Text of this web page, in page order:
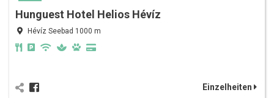
Hunguest Hotel Helios Hévíz
Hévíz Seebad 1000 m
Einzelheiten